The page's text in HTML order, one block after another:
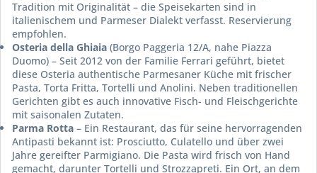
Tradition mit Originalität – die Speisekarten sind in
italienischem und Parmeser Dialekt verfasst. Reservierung
empfohlen.
Osteria della Ghiaia (Borgo Paggeria 12/A, nahe Piazza
Duomo) – Seit 2012 von der Familie Ferrari geführt, bietet
diese Osteria authentische Parmesaner Küche mit frischer
Pasta, Torta Fritta, Tortelli und Anolini. Neben traditionellen
Gerichten gibt es auch innovative Fisch- und Fleischgerichte
mit saisonalen Zutaten.
Parma Rotta – Ein Restaurant, das für seine hervorragenden
Antipasti bekannt ist: Prosciutto, Culatello und über zwei
Jahre gereifter Parmigiano. Die Pasta wird frisch von Hand
gemacht, darunter Tortelli und Strozzapreti. Ein Ort, an dem